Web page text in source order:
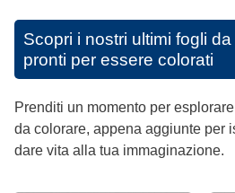
Scopri i nostri ultimi fogli
pronti per essere colorati
Prenditi un momento per
da colorare, appena aggiunte per
dare vita alla tua immaginazione.